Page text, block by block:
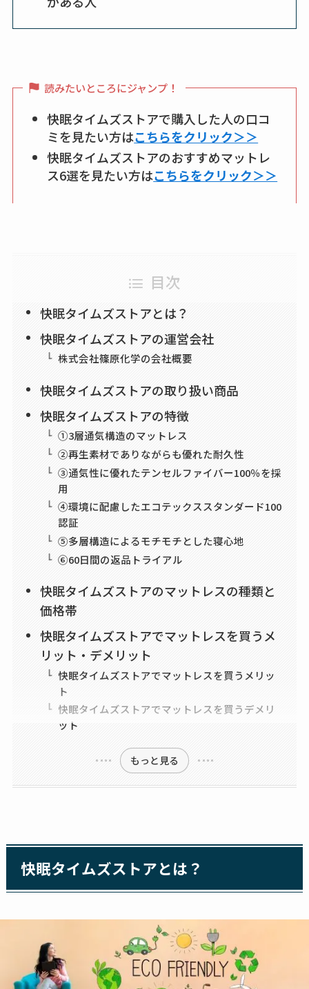
読みたいところにジャンプ！
快眠タイムズストアで購入した人の口コ
ミを見たい方はこちらをクリック＞＞
快眠タイムズストアのおすすめマットレ
ス6選を見たい方はこちらをクリック＞＞
目次
快眠タイムズストアとは？
快眠タイムズストアの運営会社
株式会社篠原化学の会社概要
快眠タイムズストアの取り扱い商品
快眠タイムズストアの特徴
①3層通気構造のマットレス
②再生素材でありながらも優れた耐久性
③通気性に優れたテンセルファイバー100％を採
用
④環境に配慮したエコテックススタンダード100
認証
⑤多層構造によるモチモチとした寝心地
⑥60日間の返品トライアル
快眠タイムズストアのマットレスの種類と
価格帯
快眠タイムズストアでマットレスを買うメ
リット・デメリット
快眠タイムズストアでマットレスを買うメリッ
ト
快眠タイムズストアでマットレスを買うデメリ
ット
もっと見る
快眠タイムズストアとは？